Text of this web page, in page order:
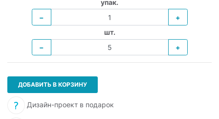
упак.
−
+
шт.
−
+
ДОБАВИТЬ В КОРЗИНУ
Дизайн-проект в подарок